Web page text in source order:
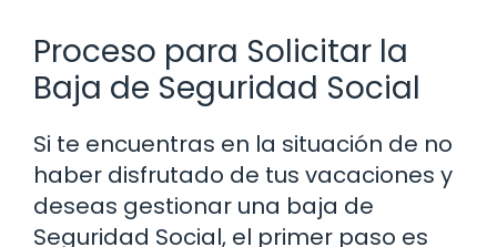
Proceso para Solicitar la
Baja de Seguridad Social
Si te encuentras en la situación de no
haber disfrutado de tus vacaciones y
deseas gestionar una baja de
Seguridad Social, el primer paso es